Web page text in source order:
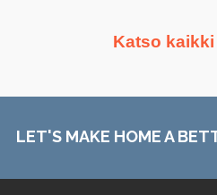
Katso
LET'S MAKE HOME A